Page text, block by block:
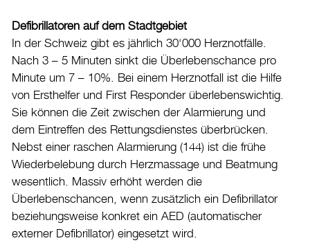
Ausländerinnen und Ausländer
Bildung
Sport
Freizeit
Gesundheit, Alter und Soziales
Kinder, Jugendliche und Familie
Kultur
Auto & Parkieren
Persönliches
Defibrillatoren auf dem Stadtgebiet
In der Schweiz gibt es jährlich 30‘000 Herznotfälle.
Nach 3 – 5 Minuten sinkt die Überlebenschance pro
Minute um 7 – 10%. Bei einem Herznotfall ist die Hilfe
von Ersthelfer und First Responder überlebenswichtig.
Sie können die Zeit zwischen der Alarmierung und
dem Eintreffen des Rettungsdienstes überbrücken.
Nebst einer raschen Alarmierung (144) ist die frühe
Wiederbelebung durch Herzmassage und Beatmung
wesentlich. Massiv erhöht werden die
Überlebenschancen, wenn zusätzlich ein Defibrillator
beziehungsweise konkret ein AED (automatischer
externer Defibrillator) eingesetzt wird.